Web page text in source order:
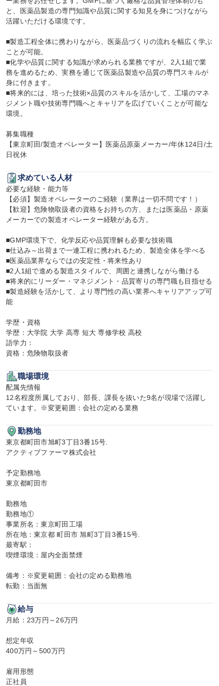
と、医薬品製造の専門知識や品質に関する知見を身につけながら
活躍いただける環境です。
■製造工程全体に携わりながら、医薬品づくりの流れを幅広く学ぶ
ことが可能。
■化学や品質に関する知識が求められる業務ですが、2人1組で業
務を進めるため、実務を通じて医薬品製造や品質の専門スキルが
身に付きます。
■将来的には、培った技術×品質のスキルを活かして、工場のマネ
ジメント職や技術専門職へとキャリアを広げていくことが可能な
環境。
募集職種
【東京町田/製造オペレーター】医薬品原薬メーカー/年休124日/土
日祝休
求めている人材
必要な経験・能力等
【必須】製造オペレーターのご経験（業界は一切不問です！）
【歓迎】危険物取扱者の資格をお持ちの方、または医薬品・原薬
メーカーでの製造オペレーター経験がある方。
■GMP環境下で、化学反応や品質理解も必要な技術職
■仕込み～出荷まで一連工程に携われるため、製造全体を学べる
■医薬品業界ならではの安定性・将来性あり
■2人1組で進める製造スタイルで、周囲と連携しながら働ける
■将来的にリーダー・マネジメント・品質寄りの専門職も目指せる
■製造経験を活かして、より専門性の高い業界へキャリアアップ可
能
学歴・資格
学歴：大学院 大学 高専 短大 専修学校 高校
語学力：
資格：危険物取扱者
職場環境
配属先情報
12名程度所属しており、部長、課長を抜いた9名が現場で活躍し
ています。※変更範囲：会社の定める業務
勤務地
東京都町田市旭町3丁目3番15号.
アクティブファーマ株式会社
予定勤務地
東京都町田市
勤務地
勤務地①
事業所名：東京町田工場
所在地：東京都 町田市 旭町3丁目3番15号.
最寄駅：
喫煙環境：屋内全面禁煙
備考：※変更範囲：会社の定める勤務地
転勤：当面無
給与
月給：23万円～26万円
想定年収
400万円～500万円
雇用形態
正社員